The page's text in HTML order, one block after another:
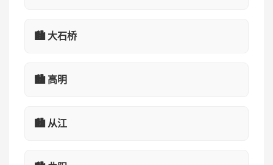
🏙️ 大石桥
🏙️ 高明
🏙️ 从江